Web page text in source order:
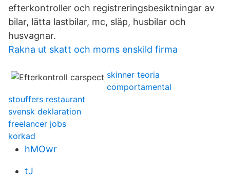
efterkontroller och registreringsbesiktningar av
bilar, lätta lastbilar, mc, släp, husbilar och
husvagnar.
Rakna ut skatt och moms enskild firma
skinner teoria
comportamental
stouffers restaurant
svensk deklaration
freelancer jobs
korkad
hMOwr
tJ